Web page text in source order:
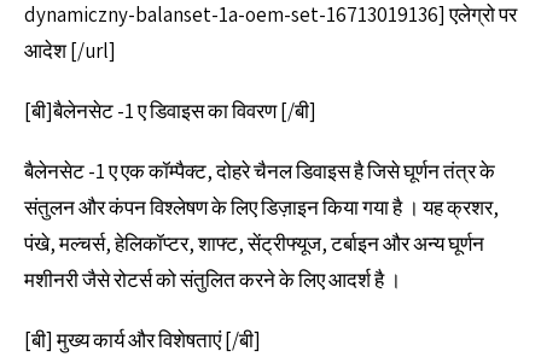
dynamiczny-balanset-1a-oem-set-16713019136] एलेग्रो पर
आदेश [/url]
[बी]बैलेनसेट -1 ए डिवाइस का विवरण [/बी]
बैलेनसेट -1 ए एक कॉम्पैक्ट, दोहरे चैनल डिवाइस है जिसे घूर्णन तंत्र के
संतुलन और कंपन विश्लेषण के लिए डिज़ाइन किया गया है । यह क्रशर,
पंखे, मल्चर्स, हेलिकॉप्टर, शाफ्ट, सेंट्रीफ्यूज, टर्बाइन और अन्य घूर्णन
मशीनरी जैसे रोटर्स को संतुलित करने के लिए आदर्श है ।
[बी] मुख्य कार्य और विशेषताएं [/बी]